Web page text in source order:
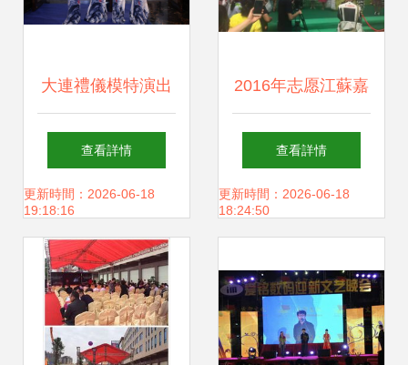
大連禮儀模特演出
活動策劃公司 締造
完美活動體驗的藝
術
查看詳情
更新時間：2026-06-18
19:18:16
2016年志愿江蘇嘉
年華 公益與藝術的
完美交響
查看詳情
更新時間：2026-06-18
18:24:50